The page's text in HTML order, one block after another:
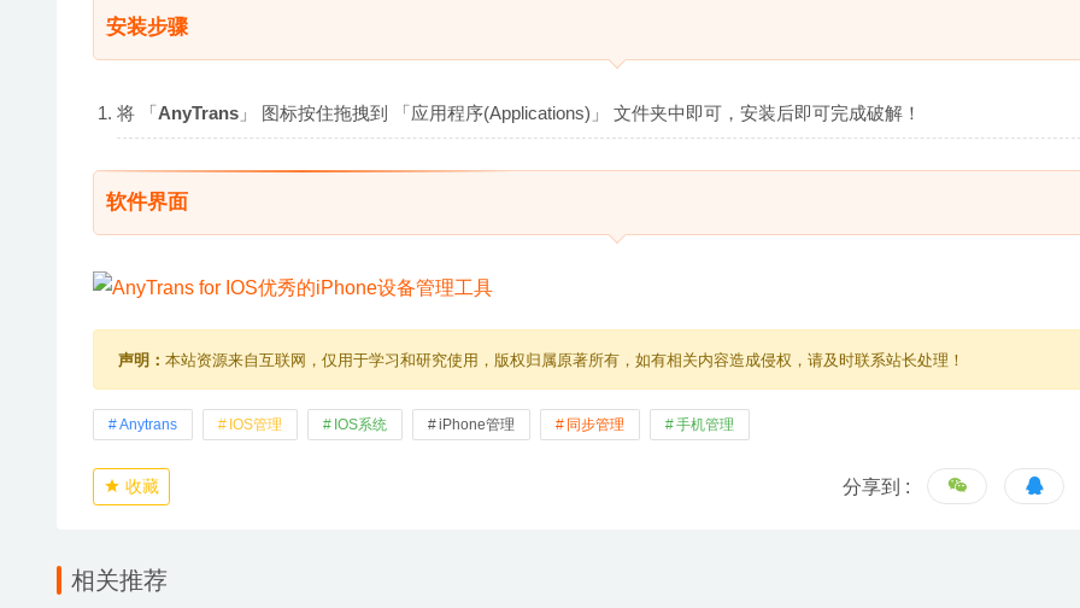
安装步骤
将 「AnyTrans 」 图标按住拖拽到 「应用程序(Applications)」 文件夹中即可，安装后即可完成破解！
软件界面
声明： 本站资源来自互联网，仅用于学习和研究使用，版权归属原著所有，如有相关内容造成侵权，请及时联系站长处理！
Anytrans IOS管理 IOS系统 iPhone管理 同步管理 手机管理
收藏 分享到 :
相关推荐